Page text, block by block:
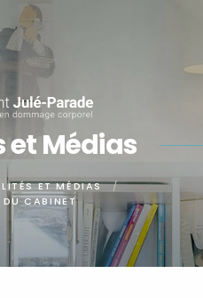
Médias
ET MÉDIAS
CABINET